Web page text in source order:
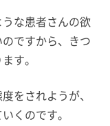
な患者さんの欲
ですから、きつ
す。
をされようが、
くのです。